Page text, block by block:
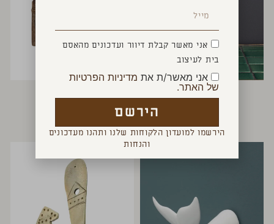
דיספנסר לסבון
₪120
₪590
אני מאשר קבלת דיוור ועדכונים מהאסם
בית לעיצוב
אני מאשר/ת את מדיניות הפרטיות
של האתר.
הירשם
הירשמו למועדון הלקוחות שלנו ותהנו מעדכונים
והנחות